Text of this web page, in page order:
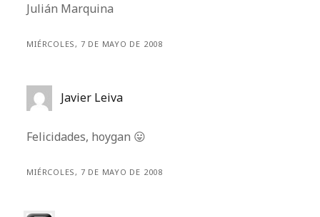
Julián Marquina
MIÉRCOLES, 7 DE MAYO DE 2008
Javier Leiva
Felicidades, hoygan 😛
MIÉRCOLES, 7 DE MAYO DE 2008